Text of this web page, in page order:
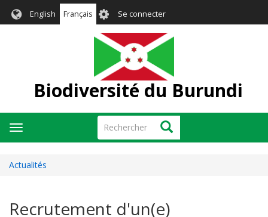
English Français User
account
menu
Se connecter
Biodiversité du Burundi
Rechercher Rechercher
Toggle
navigation
Actualités
Recrutement d'un(e)